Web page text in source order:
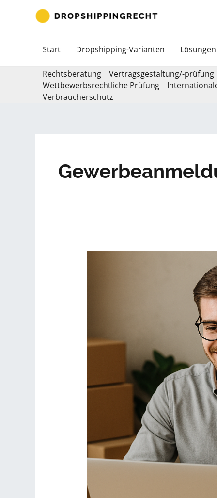
Start Dropshipping-Varianten Lösungen
Rechtsberatung Vertragsgestaltung/-prüfung
Wettbewerbsrechtliche Prüfung
Verbraucherschutz